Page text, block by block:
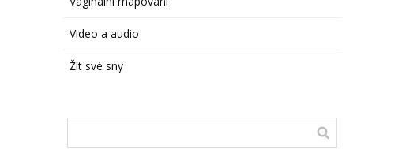
Video a audio
Žít své sny